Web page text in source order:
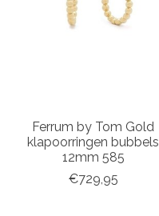
Ferrum by Tom Gold
klapoorringen bubbels
12mm 585
€729,95